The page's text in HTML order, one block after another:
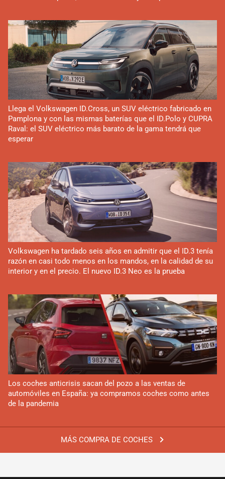
MÁS COMPRA DE COCHES
Llega el Volkswagen ID.Cross, un SUV eléctrico fabricado en
Pamplona y con las mismas baterías que el ID.Polo y CUPRA
Raval: el SUV eléctrico más barato de la gama tendrá que
esperar
Volkswagen ha tardado seis años en admitir que el ID.3 tenía
razón en casi todo menos en los mandos, en la calidad de su
interior y en el precio. El nuevo ID.3 Neo es la prueba
Los coches anticrisis sacan del pozo a las ventas de
automóviles en España: ya compramos coches como antes
de la pandemia